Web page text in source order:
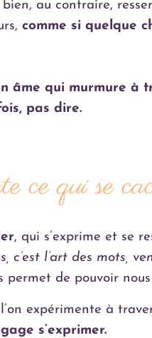
au contraire,
comme si quelque
âme qui murmure à
pas dire.
ce qui se
, qui s’exprime et se
c’est l’art des mots,
permet de pouvoir
expérimente à
s’exprimer.